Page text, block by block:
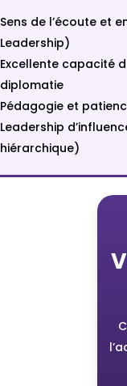
Sens de l’écoute et
Leadership)
Excellente capacité
diplomatie
Pédagogie et
Leadership
hiérarchique)